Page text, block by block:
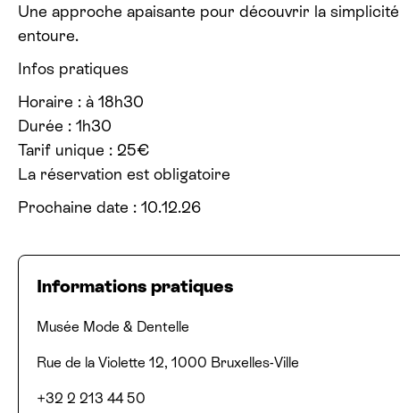
Une approche apaisante pour découvrir la
entoure.
Infos pratiques
Horaire : à 18h30
Durée : 1h30
Tarif unique : 25€
La réservation est obligatoire
Prochaine date : 10.12.26
Informations pratiques
Lieu
Musée Mode & Dentelle
Adresse
Rue de la Violette 12, 1000 Bruxelles-Ville
Numéros de téléphone
+32 2 213 44 50
Email
Site web